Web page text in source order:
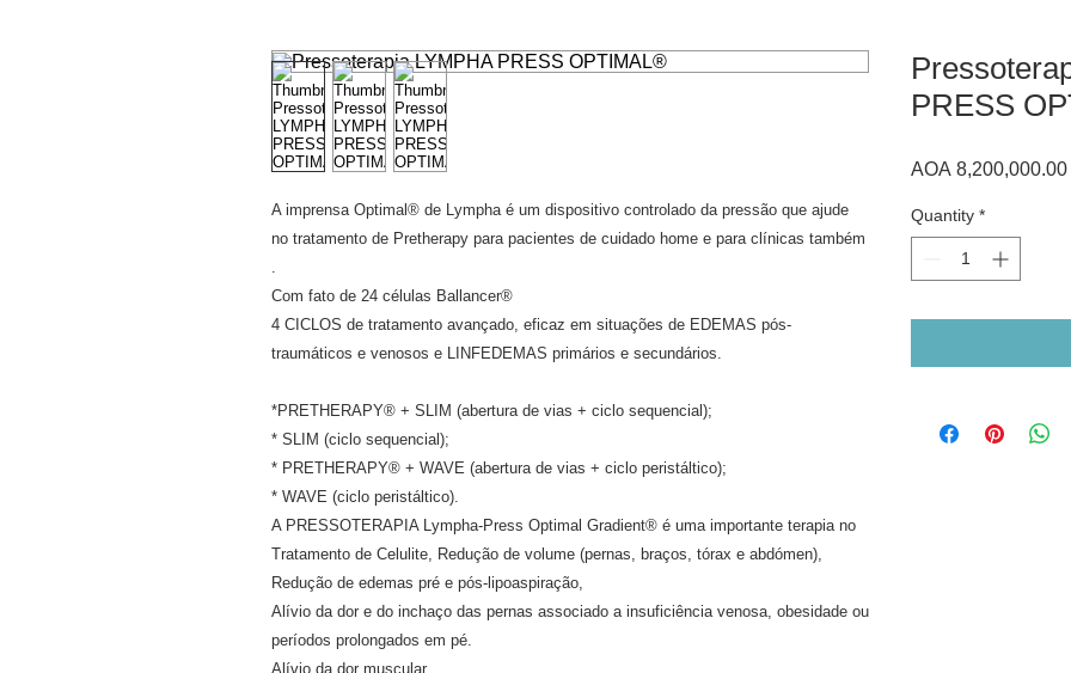
A imprensa Optimal® de Lympha é um dispositivo controlado da pressão que ajude
no tratamento de Pretherapy para pacientes de cuidado home e para clínicas também
Com fato de 24 células Ballancer®
4 CICLOS de tratamento avançado, eficaz em situações de EDEMAS pós-
traumáticos e venosos e LINFEDEMAS primários e secundários.
*PRETHERAPY® + SLIM (abertura de vias + ciclo sequencial);
* SLIM (ciclo sequencial);
* PRETHERAPY® + WAVE (abertura de vias + ciclo peristáltico);
* WAVE (ciclo peristáltico).
A PRESSOTERAPIA Lympha-Press Optimal Gradient® é uma importante terapia no
Tratamento de Celulite, Redução de volume (pernas, braços, tórax e abdómen),
Redução de edemas pré e pós-lipoaspiração,
Alívio da dor e do inchaço das pernas associado a insuficiência venosa, obesidade ou
períodos prolongados em pé.
Alívio da dor muscular,
PRESS
AOA 8,200,000.00
Quantity *